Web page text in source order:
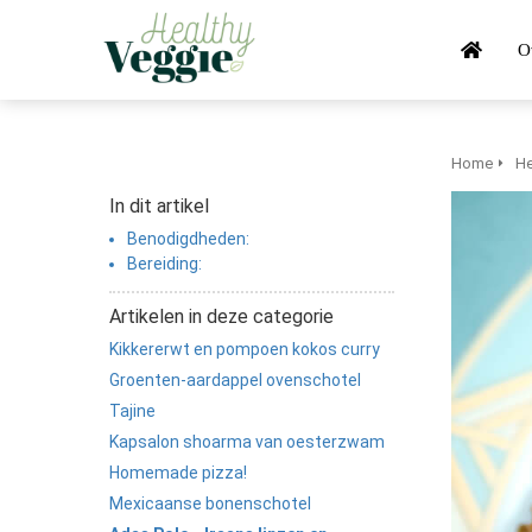
In dit artikel
Benodigdheden:
Bereiding:
Artikelen in deze categorie
Kikkererwt en pompoen kokos curry
Groenten-aardappel ovenschotel
Tajine
Kapsalon shoarma van oesterzwam
Homemade pizza!
Mexicaanse bonenschotel
Home
gedrag van een
Hierdoor
website-
tonen
op het